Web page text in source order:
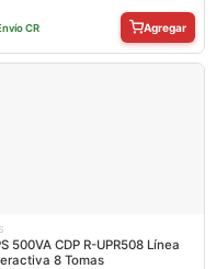
CR Agregar
500VA CDP R-UPR508 Línea
8 Tomas